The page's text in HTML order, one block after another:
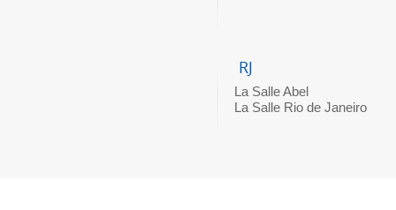
RJ
La Salle Abel
La Salle Rio de Janeiro